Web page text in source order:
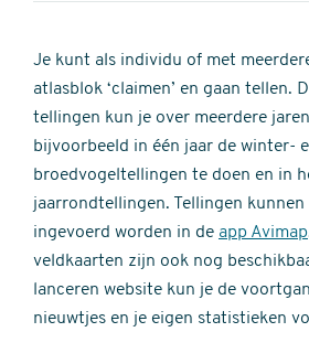
Je kunt als individu of met
atlasblok ‘claimen’ en gaan tellen.
tellingen kun je over meerdere
bijvoorbeeld in één jaar de winter-
broedvogeltellingen te doen en in
jaarrondtellingen. Tellingen kunnen
ingevoerd worden in de app Avimap
veldkaarten zijn ook nog
lanceren website kun je de
nieuwtjes en je eigen statistieken